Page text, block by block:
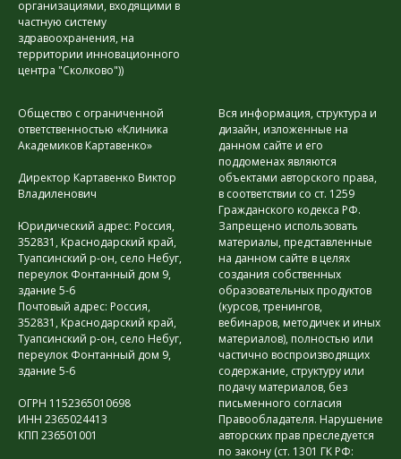
организациями, входящими в
частную систему
здравоохранения, на
территории инновационного
центра "Сколково"))
Общество с ограниченной
ответственностью «Клиника
Академиков Картавенко»
Директор Картавенко Виктор
Владиленович
Юридический адрес: Россия,
352831, Краснодарский край,
Туапсинский р-он, село Небуг,
переулок Фонтанный дом 9,
здание 5-6
Почтовый адрес: Россия,
352831, Краснодарский край,
Туапсинский р-он, село Небуг,
переулок Фонтанный дом 9,
здание 5-6
ОГРН 1152365010698
ИНН 2365024413
КПП 236501001
Вся информация, структура и
дизайн, изложенные на
данном сайте и его
поддоменах являются
объектами авторского права,
в соответствии со ст. 1259
Гражданского кодекса РФ.
Запрещено использовать
материалы, представленные
на данном сайте в целях
создания собственных
образовательных продуктов
(курсов, тренингов,
вебинаров, методичек и иных
материалов), полностью или
частично воспроизводящих
содержание, структуру или
подачу материалов, без
письменного согласия
Правообладателя. Нарушение
авторских прав преследуется
по закону (ст. 1301 ГК РФ: